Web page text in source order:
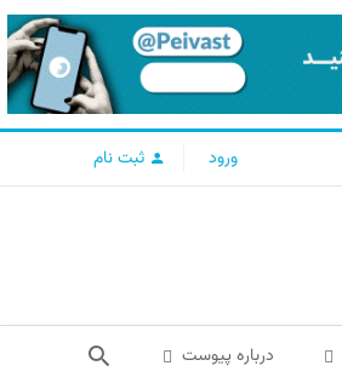
ورود ثبت نام
درباره پیوست